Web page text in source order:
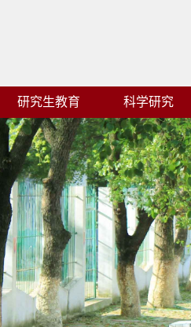
研究生教育 科学研究